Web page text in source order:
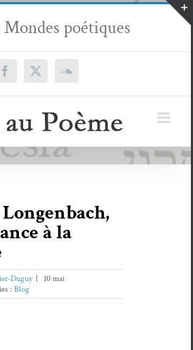
Mondes poétiques
Facebook
X SoundCloud
Longenbach,
à la
Duguy
10 mai
: Blog